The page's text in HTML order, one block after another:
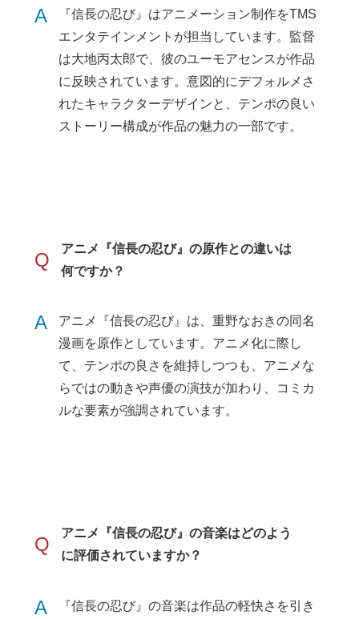
A
『信長の忍び』はアニメーション制作をTMS
エンタテインメントが担当しています。監督
は大地丙太郎で、彼のユーモアセンスが作品
に反映されています。意図的にデフォルメさ
れたキャラクターデザインと、テンポの良い
ストーリー構成が作品の魅力の一部です。
Q
アニメ『信長の忍び』の原作との違いは
何ですか？
A
アニメ『信長の忍び』は、重野なおきの同名
漫画を原作としています。アニメ化に際し
て、テンポの良さを維持しつつも、アニメな
らではの動きや声優の演技が加わり、コミカ
ルな要素が強調されています。
Q
アニメ『信長の忍び』の音楽はどのよう
に評価されていますか？
A
『信長の忍び』の音楽は作品の軽快さを引き